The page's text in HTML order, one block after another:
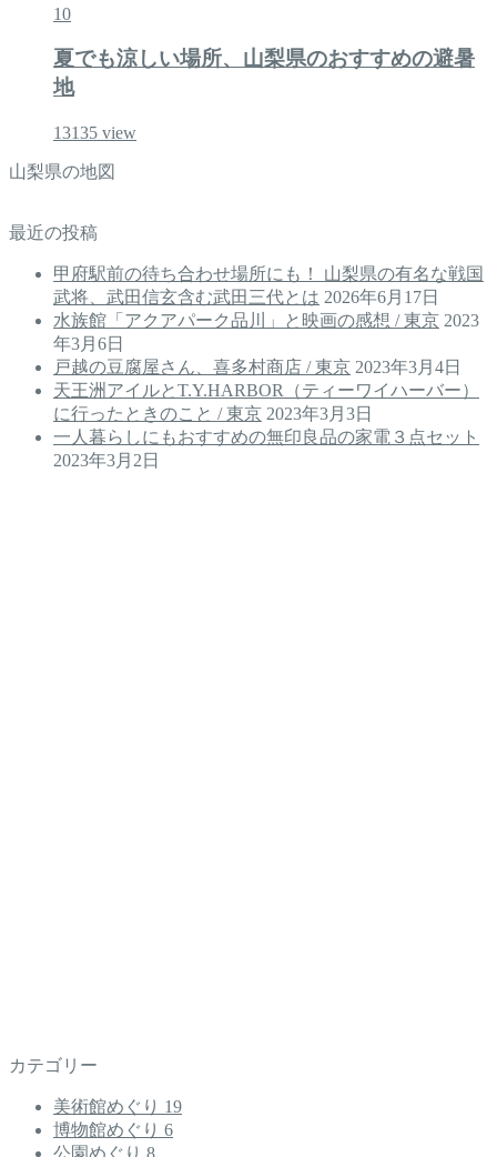
10
夏でも涼しい場所、山梨県のおすすめの避暑
地
13135 view
山梨県の地図
最近の投稿
甲府駅前の待ち合わせ場所にも！ 山梨県の有名な戦国
武将、武田信玄含む武田三代とは 2026年6月17日
水族館「アクアパーク品川」と映画の感想 / 東京 2023
年3月6日
戸越の豆腐屋さん、喜多村商店 / 東京 2023年3月4日
天王洲アイルとT.Y.HARBOR（ティーワイハーバー）
に行ったときのこと / 東京 2023年3月3日
一人暮らしにもおすすめの無印良品の家電３点セット
2023年3月2日
カテゴリー
美術館めぐり 19
博物館めぐり 6
公園めぐり 8